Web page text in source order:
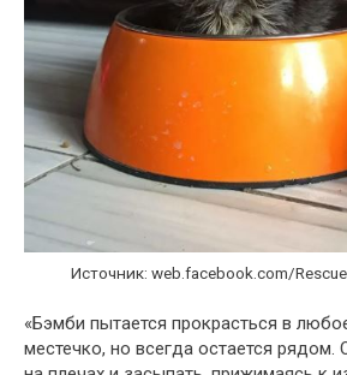
Источник: web.facebook.com/
«Бэмби пытается прокрасться в
местечко, но всегда остается рядом.